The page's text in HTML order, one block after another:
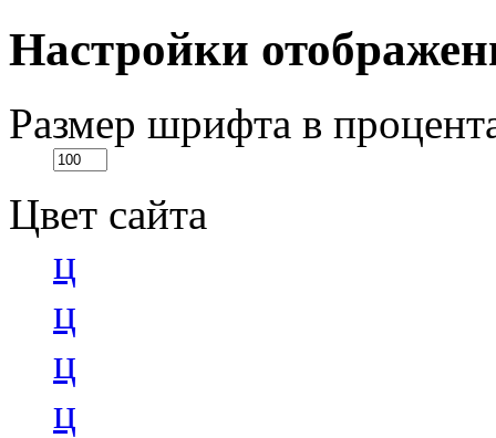
Настройки
Размер шрифта в
Цвет сайта
ц
ц
ц
ц